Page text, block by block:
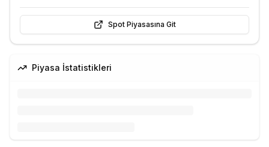
Spot Piyasasına Git
Piyasa İstatistikleri